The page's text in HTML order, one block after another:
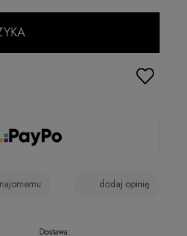
dodaj opinię
Dostawa: